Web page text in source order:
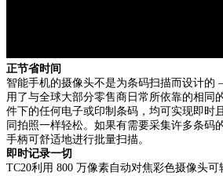
正节省时间
智能手机的摄像头不是为条码扫描而设计的 —
用了与全球大部分零售商日常所依靠的相同的
件下的任何电子或印制条码，均可实现即
同拍照一样轻松。如果有需要采集许多条码
手柄可舒适地进行批量扫描。
即时记录一切
TC20利用 800 万像素自动对焦彩色摄像头